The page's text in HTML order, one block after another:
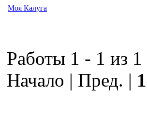
Моя Калуга
Работы 1 - 1 из 1
Начало | Пред. | 1